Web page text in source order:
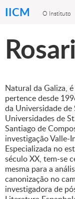
IICM O Instituto
Natural da Galiza,
pertence desde
da Universidade de
Universidades de
Santiago de
investigação Valle-
Especializada no
século XX, tem-se
mesma para a
canonização no
investigadora de